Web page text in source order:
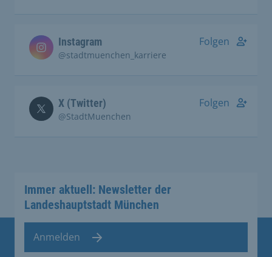
Instagram
@stadtmuenchen_karriere
Folgen
X (Twitter)
@StadtMuenchen
Folgen
Immer aktuell: Newsletter der
Landeshauptstadt München
Anmelden